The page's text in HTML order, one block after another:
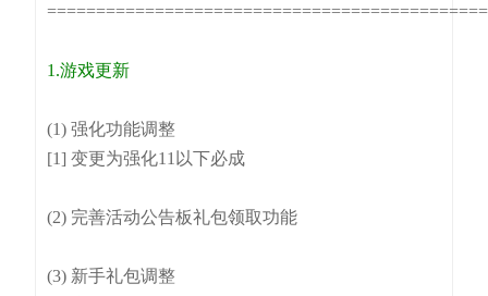
1.游戏更新
(1) 强化功能调整
[1] 变更为强化11以下必成
(2) 完善活动公告板礼包领取功能
(3) 新手礼包调整